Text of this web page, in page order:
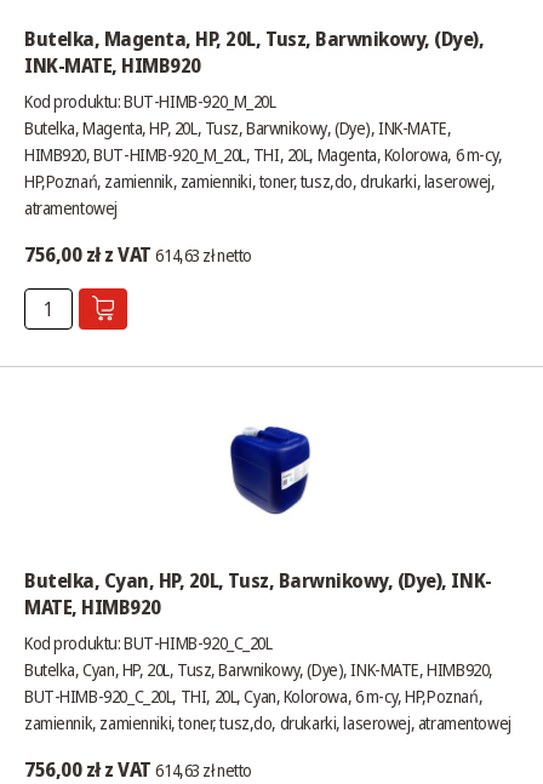
Butelka, Magenta, HP, 20L, Tusz, Barwnikowy, (Dye),
INK-MATE, HIMB920
Kod produktu: BUT-HIMB-920_M_20L
Butelka, Magenta, HP, 20L, Tusz, Barwnikowy, (Dye), INK-MATE,
HIMB920, BUT-HIMB-920_M_20L, THI, 20L, Magenta, Kolorowa, 6 m-cy,
HP,Poznań, zamiennik, zamienniki, toner, tusz,do, drukarki, laserowej,
atramentowej
756,00 zł z VAT 614,63 zł netto
Butelka, Cyan, HP, 20L, Tusz, Barwnikowy, (Dye), INK-
MATE, HIMB920
Kod produktu: BUT-HIMB-920_C_20L
Butelka, Cyan, HP, 20L, Tusz, Barwnikowy, (Dye), INK-MATE, HIMB920,
BUT-HIMB-920_C_20L, THI, 20L, Cyan, Kolorowa, 6 m-cy, HP,Poznań,
zamiennik, zamienniki, toner, tusz,do, drukarki, laserowej, atramentowej
756,00 zł z VAT 614,63 zł netto